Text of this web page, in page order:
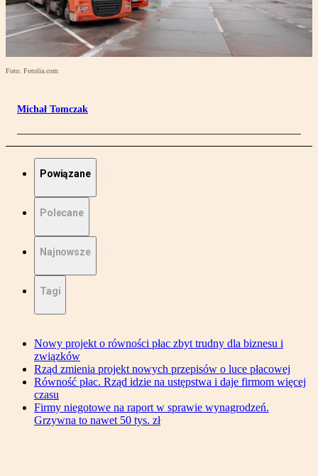
Foto: Fotolia.com
Michał Tomczak
Powiązane
Polecane
Najnowsze
Tagi
Nowy projekt o równości płac zbyt trudny dla biznesu i
związków
Rząd zmienia projekt nowych przepisów o luce płacowej
Równość płac. Rząd idzie na ustępstwa i daje firmom więcej
czasu
Firmy niegotowe na raport w sprawie wynagrodzeń.
Grzywna to nawet 50 tys. zł